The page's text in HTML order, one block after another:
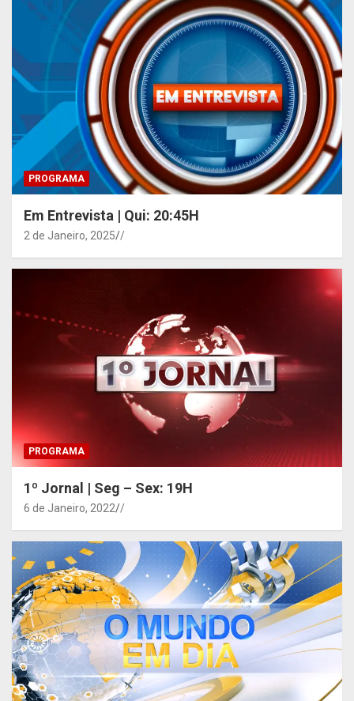
PROGRAMA
Em Entrevista | Qui: 20:45H
2 de Janeiro, 2025 /
PROGRAMA
1º Jornal | Seg – Sex: 19H
6 de Janeiro, 2022 /